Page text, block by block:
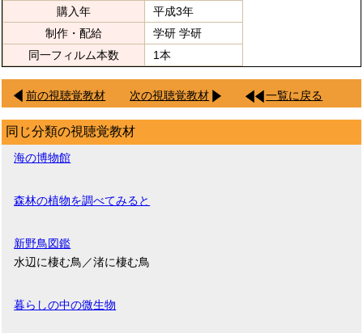
購入年
平成3年
制作・配給
学研 学研
同一フィルム本数
1本
前の視聴覚教材 次の視聴覚教材 一覧に戻る
同じ分類の視聴覚教材
海の博物館
森林の植物を調べてみると
新野鳥図鑑
水辺に棲む鳥／渚に棲む鳥
暮らしの中の微生物